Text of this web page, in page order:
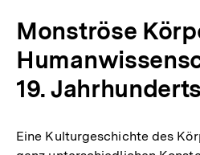
Monströse
19. Jahrhunderts
Eine Kulturgeschichte des